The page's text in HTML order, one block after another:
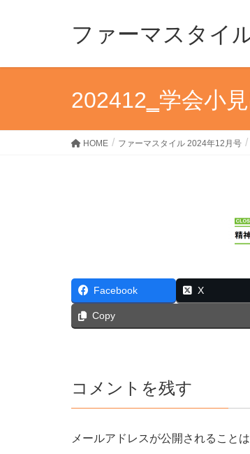
ファーマスタイ
202412‗学会小
HOME ファーマスタイル 2024年12月号
Facebook X
Copy
コメントを残す
メールアドレスが公開されることは